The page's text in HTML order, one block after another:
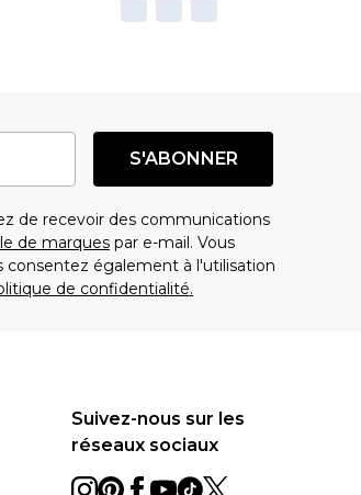
S'ABONNER
de recevoir des communications
de marques par e-mail. Vous
également à l'utilisation
de confidentialité.
Suivez-nous sur les
réseaux sociaux